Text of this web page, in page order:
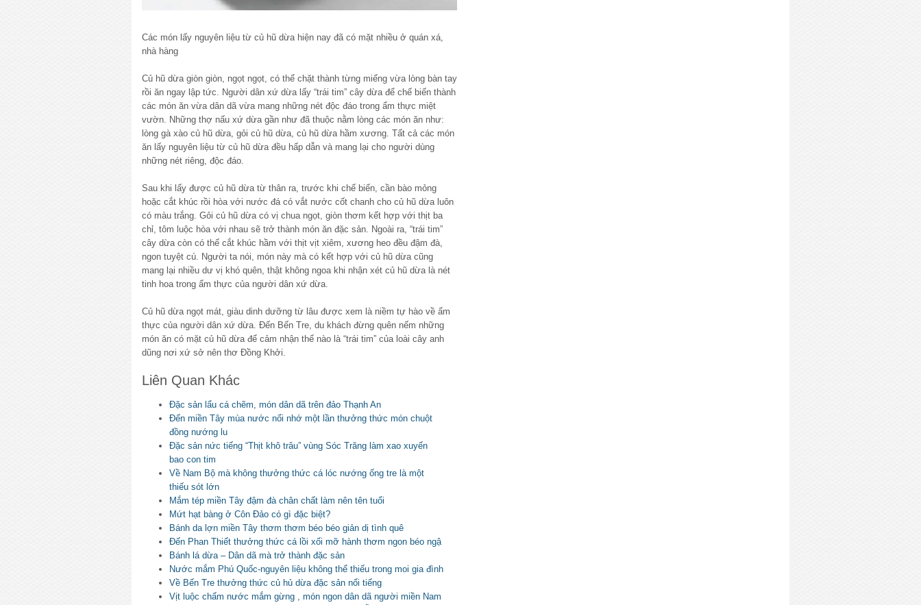
Các món lấy nguyên liệu từ củ hũ dừa hiện nay đã có mặt nhiều ở quán xá,
nhà hàng
Củ hũ dừa giòn giòn, ngọt ngọt, có thể chặt thành từng miếng vừa lòng bàn tay
rồi ăn ngay lập tức. Người dân xứ dừa lấy “trái tim” cây dừa để chế biến thành
các món ăn vừa dân dã vừa mang những nét độc đáo trong ẩm thực miệt
vườn. Những thợ nấu xứ dừa gần như đã thuộc nằm lòng các món ăn như:
lòng gà xào củ hũ dừa, gỏi củ hũ dừa, củ hũ dừa hầm xương. Tất cả các món
ăn lấy nguyên liệu từ củ hũ dừa đều hấp dẫn và mang lại cho người dùng
những nét riêng, độc đáo.
Sau khi lấy được củ hũ dừa từ thân ra, trước khi chế biến, cần bào mỏng
hoặc cắt khúc rồi hòa với nước đá có vắt nước cốt chanh cho củ hũ dừa luôn
có màu trắng. Gỏi củ hũ dừa có vị chua ngọt, giòn thơm kết hợp với thịt ba
chỉ, tôm luộc hòa với nhau sẽ trở thành món ăn đặc sản. Ngoài ra, “trái tim”
cây dừa còn có thế cắt khúc hầm với thịt vịt xiêm, xương heo đều đậm đà,
ngon tuyệt cú. Người ta nói, món này mà có kết hợp với củ hũ dừa cũng
mang lại nhiều dư vị khó quên, thật không ngoa khi nhận xét củ hũ dừa là nét
tinh hoa trong ẩm thực của người dân xứ dừa.
Củ hũ dừa ngọt mát, giàu dinh dưỡng từ lâu được xem là niềm tự hào về ẩm
thực của người dân xứ dừa. Đến Bến Tre, du khách đừng quên nếm những
món ăn có mặt củ hũ dừa để cảm nhận thế nào là “trái tim” của loài cây anh
dũng nơi xứ sở nên thơ Đồng Khởi.
Liên Quan Khác
Đặc sản lẩu cá chẽm, món dân dã trên đảo Thạnh An
Đến miền Tây mùa nước nổi nhớ một lần thưởng thức món chuột
đồng nướng lu
Đặc sản nức tiếng “Thịt khô trâu” vùng Sóc Trăng làm xao xuyến
bao con tim
Về Nam Bộ mà không thưởng thức cá lóc nướng ống tre là một
thiếu sót lớn
Mắm tép miền Tây đậm đà chân chất làm nên tên tuổi
Mứt hạt bàng ở Côn Đảo có gì đặc biệt?
Bánh da lợn miền Tây thơm thơm béo béo giản dị tình quê
Đến Phan Thiết thưởng thức cá lồi xối mỡ hành thơm ngon béo ngậ
Bánh lá dừa – Dân dã mà trở thành đặc sản
Nước mắm Phú Quốc-nguyên liệu không thể thiếu trong moi gia đình
Về Bến Tre thưởng thức củ hủ dừa đặc sản nổi tiếng
Vịt luộc chấm nước mắm gừng , món ngon dân dã người miền Nam